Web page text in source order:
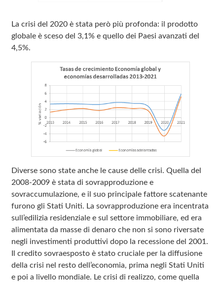
La crisi del 2020 è stata però più profonda: il prodotto
globale è sceso del 3,1% e quello dei Paesi avanzati del
4,5%.
Diverse sono state anche le cause delle crisi. Quella del
2008‑2009 è stata di sovrapproduzione e
sovraccumulazione, e il suo principale fattore scatenante
furono gli Stati Uniti. La sovrapproduzione era incentrata
sull’edilizia residenziale e sul settore immobiliare, ed era
alimentata da masse di denaro che non si sono riversate
negli investimenti produttivi dopo la recessione del 2001.
Il credito sovraesposto è stato cruciale per la diffusione
della crisi nel resto dell’economia, prima negli Stati Uniti
e poi a livello mondiale. Le crisi di realizzo, come quella